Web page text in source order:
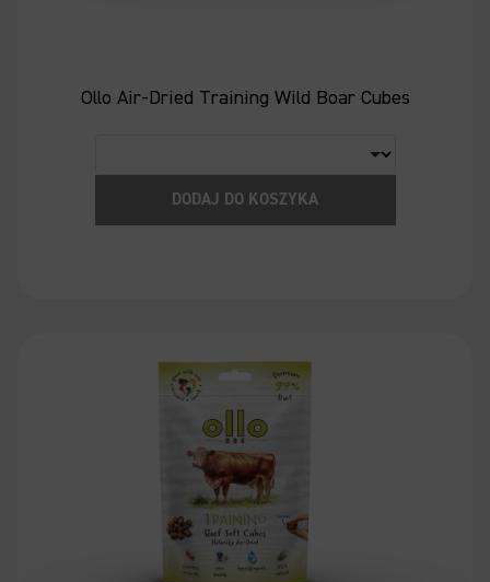
Ollo Air-Dried Training Wild Boar Cubes
DODAJ DO KOSZYKA